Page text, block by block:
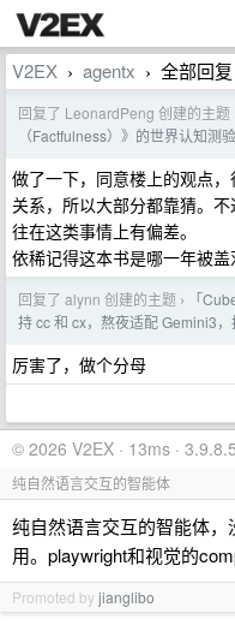
V2EX › agentx › 全部回复
回复了 LeonardPeng 创建的主题
（Factfulness）》的世界认知测验
做了一下，同意楼上的观点
关系，所以大部分都靠猜。
往在这类事情上有偏差。
依稀记得这本书是哪一年被盖
回复了 alynn 创建的主题 ›
「
持 cc 和 cx，熬夜适配 Gemini3，
厉害了，做个分母
© 2026 V2EX · 13ms · 3.9.8.5
纯自然语言交互的智能体
纯自然语言交互的智能体
用。playwright和视觉的
Promoted byjianglibo